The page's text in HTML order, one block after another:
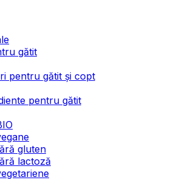
gătit
pentru gătit și copt
pentru gătit
gluten
lactoză